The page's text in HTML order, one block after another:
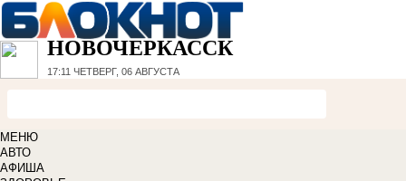
НОВОЧЕРКАССК
17:11 ЧЕТВЕРГ, 06 АВГУСТА
МЕНЮ
АВТО
АФИША